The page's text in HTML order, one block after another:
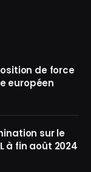
de force
européen
sur le
à fin août 2024